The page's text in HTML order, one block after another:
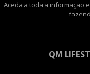
Aceda a toda a informação e
QM